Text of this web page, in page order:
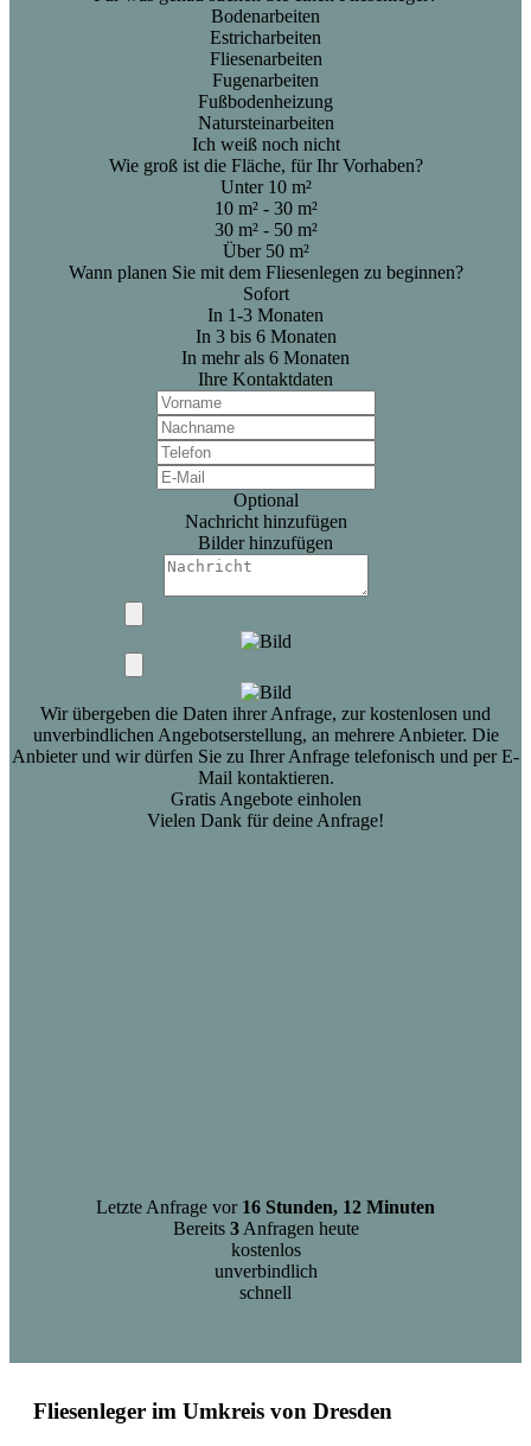
Bodenarbeiten
Estricharbeiten
Fliesenarbeiten
Fugenarbeiten
Fußbodenheizung
Natursteinarbeiten
Ich weiß noch nicht
Wie groß ist die Fläche, für Ihr Vorhaben?
Unter 10 m²
10 m² - 30 m²
30 m² - 50 m²
Über 50 m²
Wann planen Sie mit dem Fliesenlegen zu beginnen?
Sofort
In 1-3 Monaten
In 3 bis 6 Monaten
In mehr als 6 Monaten
Ihre Kontaktdaten
Optional
Nachricht hinzufügen
Bilder hinzufügen
Wir übergeben die Daten ihrer Anfrage, zur kostenlosen und
unverbindlichen Angebotserstellung, an mehrere Anbieter. Die
Anbieter und wir dürfen Sie zu Ihrer Anfrage telefonisch und per E-
Mail kontaktieren.
Gratis Angebote einholen
Vielen Dank für deine Anfrage!
Letzte Anfrage vor 16 Stunden, 12 Minuten
Bereits 3Anfragen heute
kostenlos
unverbindlich
schnell
Fliesenleger im Umkreis von Dresden